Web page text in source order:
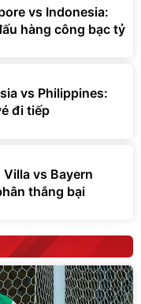
vs Indonesia:
hàng công bạc tỷ
vs Philippines:
đi tiếp
vs Bayern
thắng bại